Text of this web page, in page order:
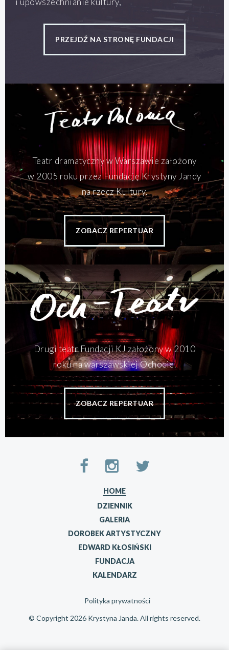
PRZEJDŹ NA STRONĘ FUNDACJI
Teatr dramatyczny w Warszawie założony
w 2005 roku przez Fundację Krystyny Jandy
na rzecz Kultury.
ZOBACZ REPERTUAR
Drugi teatr Fundacji KJ założony w 2010
roku na warszawskiej Ochocie.
ZOBACZ REPERTUAR
HOME
DZIENNIK
GALERIA
DOROBEK ARTYSTYCZNY
EDWARD KŁOSIŃSKI
FUNDACJA
KALENDARZ
Polityka prywatności
© Copyright 2026 Krystyna Janda. All rights reserved.